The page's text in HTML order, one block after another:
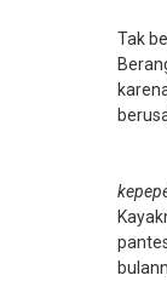
Tak